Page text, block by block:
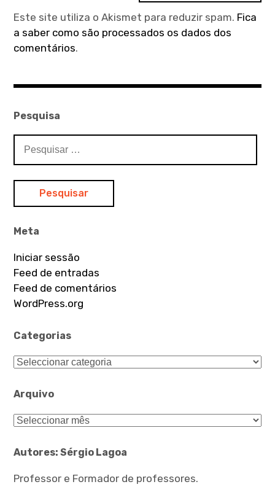
Este site utiliza o Akismet para reduzir spam. Fica
a saber como são processados os dados dos
comentários.
Pesquisa
por:
Meta
Iniciar sessão
Feed de entradas
Feed de comentários
WordPress.org
Categorias
Categorias
Arquivo
Arquivo
Autores: Sérgio Lagoa
Professor e Formador de professores.